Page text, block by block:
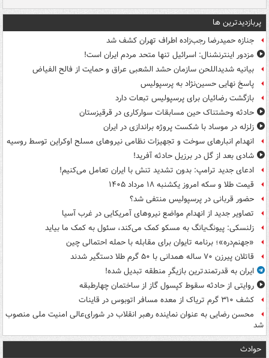
پربازدیدترین ها
جنازه حمیدرضا رجب‌زاده اطراف تهران کشف شد
مزدور اینترنشنال: اسرائیل تنها متحد مردم ایران است!
بیانیه شدیداللحن سازمان حشد الشعبی عراق و حمایت از فالح الفیاض
پاسخ نهایی حسین‌نژاد به پرسپولیس
بازگشت رضائیان برای پرسپولیس تبعات دارد
حادثه وحشتناک حین مسابقات سوارکاری در قرقیزستان
زلزله در موساد با شکست پروژه براندازی در ایران
انهدام انبارهای سوخت و تجهیزات نظامی نیروهای مسلح اوکراین توسط روسیه
شادی بعد از گل در برزیل حادثه آفرید!
ادعای جدید ترامپ: بدون تشدید تنش با ایران تعامل می‌کنیم!
قیمت طلا و سکه امروز یکشنبه ۱۸ مرداد ۱۴۰۵
حضور قربانی در پرسپولیس منتفی شد؟
تصاویر جدید از انهدام مواضع نیروهای آمریکایی در غرب آسیا
زلنسکی: پیونگ‌یانگ به مسکو کمک می‌کند، سئول به کمک ما بیاید
«جهنم‌دره»؛ برنامه تایوان برای مقابله با حمله احتمالی چین
قاتلان پیرزن ۷۰ ساله همدانی با ۵۰ گرم طلا دستگیر شدند
ایران به قدرتمندترین بازیگرِ منطقه تبدیل شده!
روایتی از حادثه سقوط کپسول گاز از ساختمان چهارطبقه
کشف ۳۱۰ گرم تریاک از معده مسافر اتوبوس در قاینات
محسن رضایی به عنوان نماینده رهبر انقلاب در شورای‌عالی امنیت ملی منصوب
شد
حوادث